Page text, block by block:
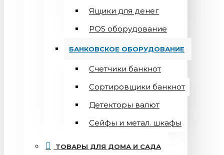
Ящики для денег
POS оборудование
БАНКОВСКОЕ ОБОРУДОВАНИЕ
Счетчики банкнот
Сортировщики банкнот
Детекторы валют
Сейфы и метал. шкафы
ТОВАРЫ ДЛЯ ДОМА И САДА